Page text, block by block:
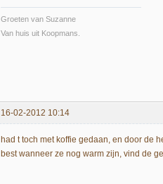
Groeten van Suzanne
Van huis uit Koopmans.
16-02-2012 10:14
had t toch met koffie gedaan, en door de
best wanneer ze nog warm zijn, vind de